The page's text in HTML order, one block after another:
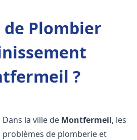
de Plombier
?
Dans la ville de Montfermeil, les
problèmes de plomberie et